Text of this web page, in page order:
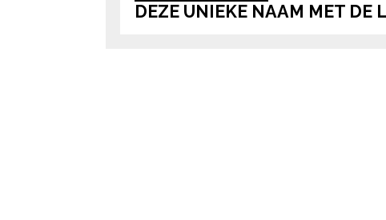
DEZE UNIEKE NAAM MET DE